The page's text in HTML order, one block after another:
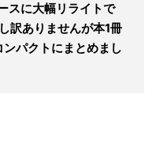
スに大幅リライトで
訳ありませんが本1冊
パクトにまとめまし